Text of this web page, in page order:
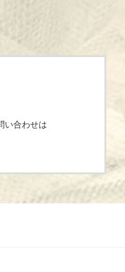
い合わせは